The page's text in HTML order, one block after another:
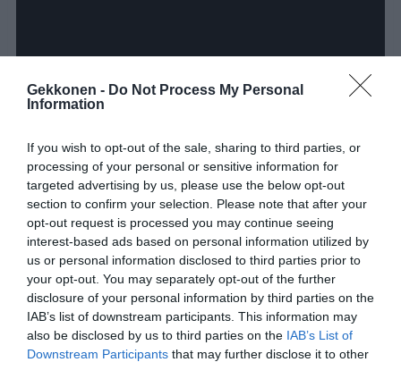
Gekkonen - Do Not Process My Personal
Information
If you wish to opt-out of the sale, sharing to third parties, or
processing of your personal or sensitive information for
targeted advertising by us, please use the below opt-out
section to confirm your selection. Please note that after your
opt-out request is processed you may continue seeing
interest-based ads based on personal information utilized by
us or personal information disclosed to third parties prior to
your opt-out. You may separately opt-out of the further
disclosure of your personal information by third parties on the
IAB’s list of downstream participants. This information may
also be disclosed by us to third parties on the IAB’s List of
Downstream Participants that may further disclose it to other
F M X W C S